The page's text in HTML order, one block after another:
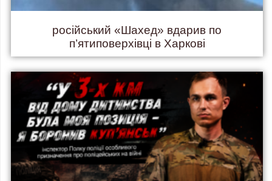
російський «Шахед» вдарив по
п’ятиповерхівці в Харкові